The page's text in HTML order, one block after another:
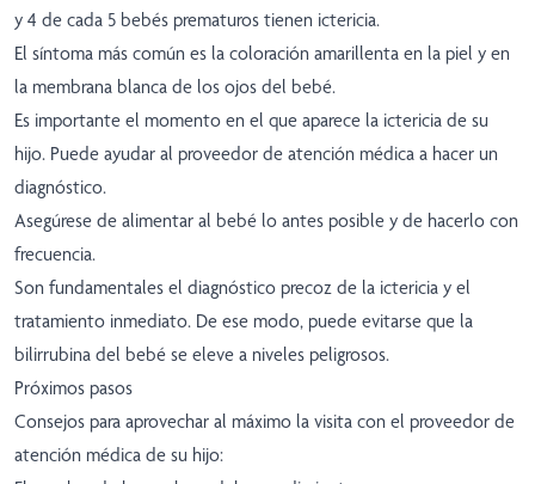
y 4 de cada 5 bebés prematuros tienen ictericia.
El síntoma más común es la coloración amarillenta en la piel y en
la membrana blanca de los ojos del bebé.
Es importante el momento en el que aparece la ictericia de su
hijo. Puede ayudar al proveedor de atención médica a hacer un
diagnóstico.
Asegúrese de alimentar al bebé lo antes posible y de hacerlo con
frecuencia.
Son fundamentales el diagnóstico precoz de la ictericia y el
tratamiento inmediato. De ese modo, puede evitarse que la
bilirrubina del bebé se eleve a niveles peligrosos.
Próximos pasos
Consejos para aprovechar al máximo la visita con el proveedor de
atención médica de su hijo: